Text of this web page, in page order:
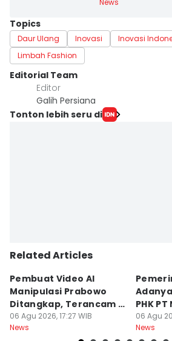
News
Topics
Daur Ulang Inovasi Inovasi
Limbah Fashion
Editorial Team
Editor
Galih Persiana
Tonton lebih seru di
Related Articles
Pembuat Video AI
Manipulasi Prabowo
Ditangkap, Terancam 12
Tahun Bui
06 Agu 2026, 17:27 WIB
News
PHK
Cimahi
06 Agu
News